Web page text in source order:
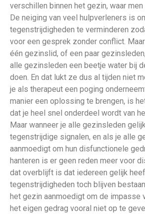
verschillen binnen het gezin, waar
De neiging van veel hulpverleners is
tegenstrijdigheden te verminderen
voor een gesprek zonder conflict.
één gezinslid, of een paar
alle gezinsleden een beetje water bij
doen. En dat lukt ze dus al tijden niet
je als therapeut een poging
manier een oplossing te brengen, is
dat je heel snel onderdeel wordt van
Maar wanneer je alle gezinsleden
tegenstrijdige signalen, en als je alle
aanmoedigt om hun disfunctionele
hanteren is er geen reden meer voor
dat overblijft is dat iedereen gelijk
tegenstrijdigheden toch blijven
het gezin aanmoedigt om de impasse
het eigen gedrag vooral niet op te